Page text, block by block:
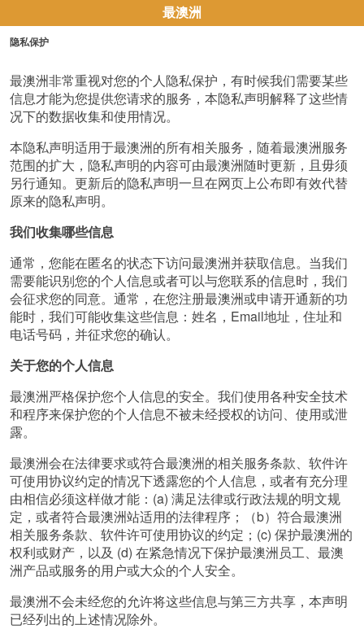
最澳洲
隐私保护
最澳洲非常重视对您的个人隐私保护，有时候我们需要某些
信息才能为您提供您请求的服务，本隐私声明解释了这些情
况下的数据收集和使用情况。
本隐私声明适用于最澳洲的所有相关服务，随着最澳洲服务
范围的扩大，隐私声明的内容可由最澳洲随时更新，且毋须
另行通知。更新后的隐私声明一旦在网页上公布即有效代替
原来的隐私声明。
我们收集哪些信息
通常，您能在匿名的状态下访问最澳洲并获取信息。当我们
需要能识别您的个人信息或者可以与您联系的信息时，我们
会征求您的同意。通常，在您注册最澳洲或申请开通新的功
能时，我们可能收集这些信息：姓名，Email地址，住址和
电话号码，并征求您的确认。
关于您的个人信息
最澳洲严格保护您个人信息的安全。我们使用各种安全技术
和程序来保护您的个人信息不被未经授权的访问、使用或泄
露。
最澳洲会在法律要求或符合最澳洲的相关服务条款、软件许
可使用协议约定的情况下透露您的个人信息，或者有充分理
由相信必须这样做才能：(a) 满足法律或行政法规的明文规
定，或者符合最澳洲站适用的法律程序；（b）符合最澳洲
相关服务条款、软件许可使用协议的约定；(c) 保护最澳洲的
权利或财产，以及 (d) 在紧急情况下保护最澳洲员工、最澳
洲产品或服务的用户或大众的个人安全。
最澳洲不会未经您的允许将这些信息与第三方共享，本声明
已经列出的上述情况除外。